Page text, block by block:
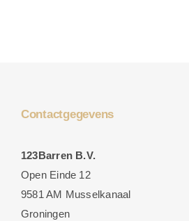
Contactgegevens
123Barren B.V.
Open Einde 12
9581 AM Musselkanaal
Groningen